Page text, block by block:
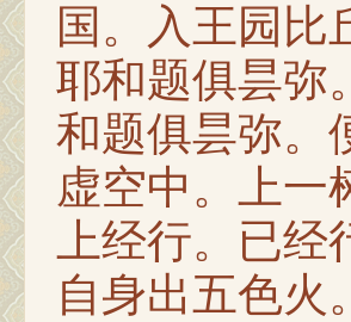
国。入王园比
耶和题俱昙弥
和题俱昙弥。
虚空中。上一
上经行。已
自身出五色火